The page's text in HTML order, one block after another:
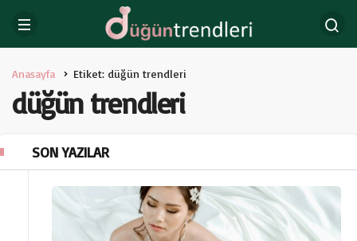
Anasayfa Etiket: düğün trendleri
düğün trendleri
SON YAZILAR